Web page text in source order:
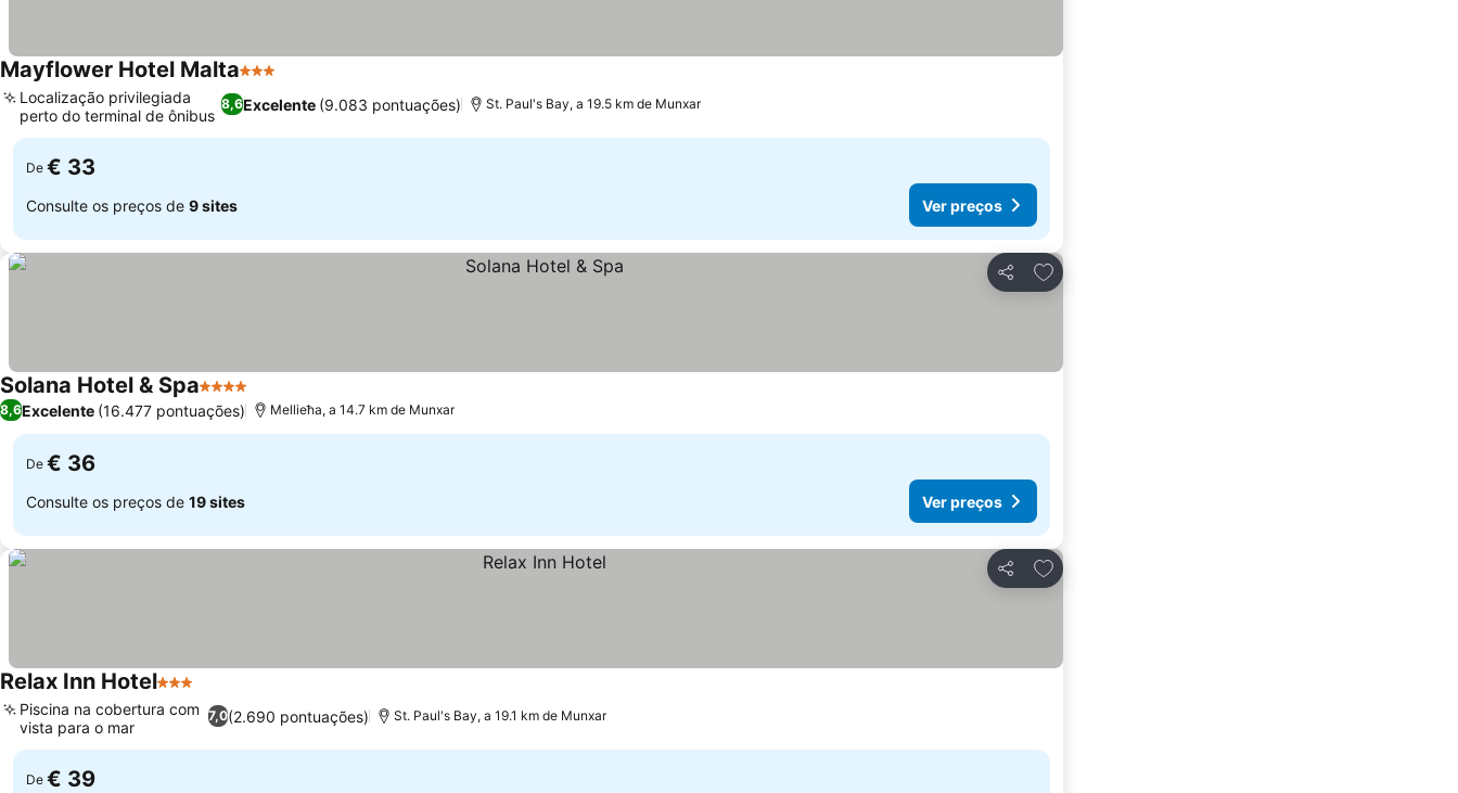
Mayflower Hotel Malta3 Estrelas
8,6Excelente (9.083 pontuações)
Localização privilegiada
perto do terminal de ônibus
St. Paul's Bay, a 19.5 km de Munxar
De € 33
Consulte os preços de 9 sites Ver preços
Partilhar
Adicionar aos favoritos
Solana Hotel & Spa4 Estrelas
8,6Excelente (16.477 pontuações) Mellieħa, a 14.7 km de Munxar
De € 36
Consulte os preços de 19 sites Ver preços
Partilhar
Adicionar aos favoritos
Relax Inn Hotel3 Estrelas
7,0(2.690 pontuações)
Piscina na cobertura com
vista para o mar
St. Paul's Bay, a 19.1 km de Munxar
De € 39